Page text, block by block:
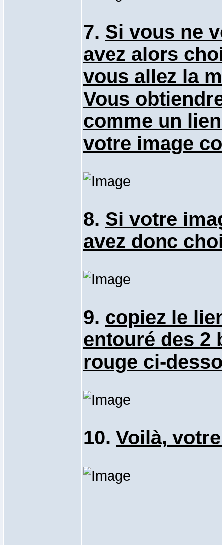
7. Si vous ne
avez alors
vous allez la
Vous
comme un
votre image
8. Si votre
avez donc
9. copiez le
entouré des 2
rouge ci-
10. Voilà,